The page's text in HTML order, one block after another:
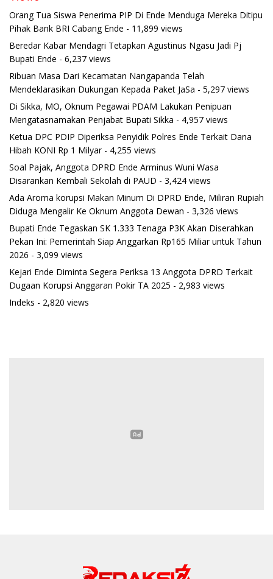
Orang Tua Siswa Penerima PIP Di Ende Menduga Mereka Ditipu
Pihak Bank BRI Cabang Ende - 11,899 views
Beredar Kabar Mendagri Tetapkan Agustinus Ngasu Jadi Pj
Bupati Ende - 6,237 views
Ribuan Masa Dari Kecamatan Nangapanda Telah
Mendeklarasikan Dukungan Kepada Paket JaSa - 5,297 views
Di Sikka, MO, Oknum Pegawai PDAM Lakukan Penipuan
Mengatasnamakan Penjabat Bupati Sikka - 4,957 views
Ketua DPC PDIP Diperiksa Penyidik Polres Ende Terkait Dana
Hibah KONI Rp 1 Milyar- 4,255 views
Soal Pajak, Anggota DPRD Ende Arminus Wuni Wasa
Disarankan Kembali Sekolah di PAUD - 3,424 views
Ada Aroma korupsi Makan Minum Di DPRD Ende, Miliran Rupiah
Diduga Mengalir Ke Oknum Anggota Dewan - 3,326 views
Bupati Ende Tegaskan SK 1.333 Tenaga P3K Akan Diserahkan
Pekan Ini: Pemerintah Siap Anggarkan Rp165 Miliar untuk Tahun
2026 - 3,099 views
Kejari Ende Diminta Segera Periksa 13 Anggota DPRD Terkait
Dugaan Korupsi Anggaran Pokir TA 2025 - 2,983 views
Indeks - 2,820 views